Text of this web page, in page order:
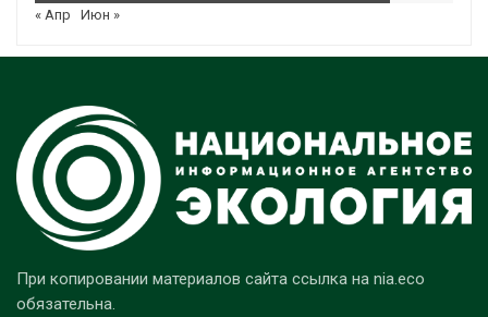
« Апр
Июн »
При копировании материалов сайта ссылка на nia.eco
обязательна.